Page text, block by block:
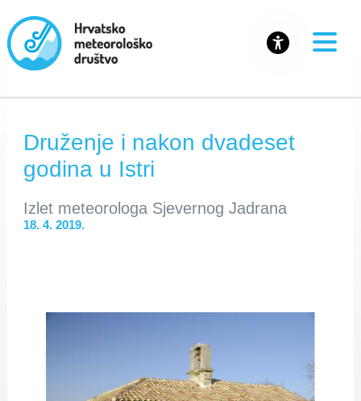
Druženje i nakon dvadeset
godina u Istri
Izlet meteorologa Sjevernog Jadrana
18. 4. 2019.